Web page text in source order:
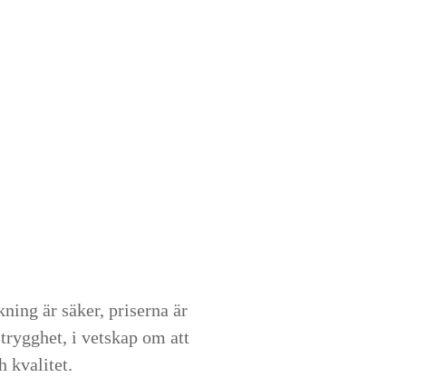
är säker, priserna är
i vetskap om att
kvalitet.